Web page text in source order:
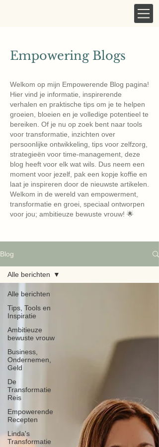
Empowering Blogs
Welkom op mijn Empowerende Blog pagina!
Hier vind je informatie, inspirerende
verhalen en praktische tips om je te helpen
groeien, bloeien en je volledige potentieel te
bereiken. Of je nu op zoek bent naar tools
voor transformatie, inzichten over
persoonlijke ontwikkeling, tips voor zelfzorg,
strategieën voor time-management, deze
blog heeft voor elk wat wils. Dus neem een ​​
moment voor jezelf, pak een kopje koffie en
laat je inspireren door de nieuwste artikelen.
Welkom in de wereld van empowerment,
transformatie en groei, speciaal ontworpen
voor jou; ambitieuze bewuste vrouw! 🌟
Blog
Alle berichten
Tips, Tools en
Inspiratie
Ambitieuze
bewuste vrouw
Business,
Ondernemen,
Geld
De
Transformatie
Reis
Empowerende
Recepten
Linda's
Transformatie
Alle berichten